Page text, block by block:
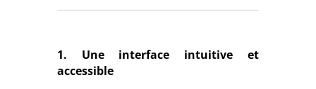
1. Une interface intuitive et
accessible